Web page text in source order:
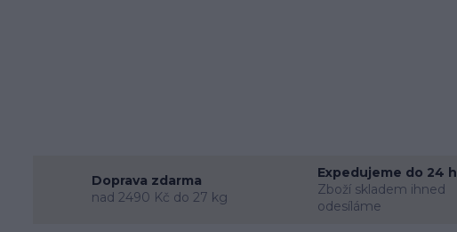
Doprava zdarma
nad 2490 Kč do 27 kg
Expedujeme do 24 h
Zboží skladem ihned
odesíláme